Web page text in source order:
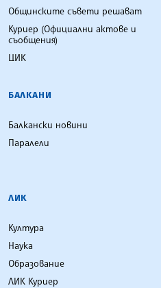
Общинските съвети решават
Куриер (Официални актове и
съобщения)
ЦИК
БАЛКАНИ
Балкански новини
Паралели
ЛИК
Култура
Наука
Образование
ЛИК Куриер